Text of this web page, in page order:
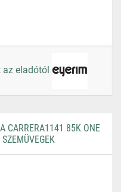
az eladótól
CARRERA1141 85K ONE